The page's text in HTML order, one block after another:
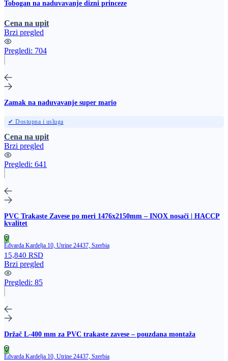
Tobogan na naduvavanje dizni princeze
Cena na upit
Brzi pregled
Pregledi: 704
Zamak na naduvavanje super mario
✔ Dostupna i usluga
Cena na upit
Brzi pregled
Pregledi: 641
PVC Trakaste Zavese po meri 1476x2150mm – INOX nosači | HACCP
kvalitet
Edvarda Kardelja 10, Utrine 24437, Szerbia
15,840 RSD
Brzi pregled
Pregledi: 85
Držač L‑400 mm za PVC trakaste zavese – pouzdana montaža
Edvarda Kardelja 10, Utrine 24437, Szerbia